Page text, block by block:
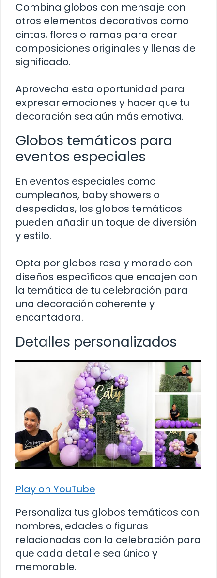
Combina globos con mensaje con
otros elementos decorativos como
cintas, flores o ramas para crear
composiciones originales y llenas de
significado.
Aprovecha esta oportunidad para
expresar emociones y hacer que tu
decoración sea aún más emotiva.
Globos temáticos para
eventos especiales
En eventos especiales como
cumpleaños, baby showers o
despedidas, los globos temáticos
pueden añadir un toque de diversión
y estilo.
Opta por globos rosa y morado con
diseños específicos que encajen con
la temática de tu celebración para
una decoración coherente y
encantadora.
Detalles personalizados
Play on YouTube
Personaliza tus globos temáticos con
nombres, edades o figuras
relacionadas con la celebración para
que cada detalle sea único y
memorable.